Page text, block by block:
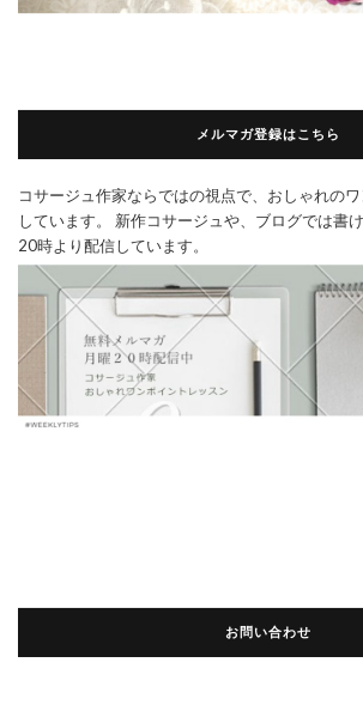
メルマガ登録はこちら
コサージュ作家ならではの視点で、おしゃれの
しています。 新作コサージュや、ブログでは書
20時より配信しています。
お問い合わせ